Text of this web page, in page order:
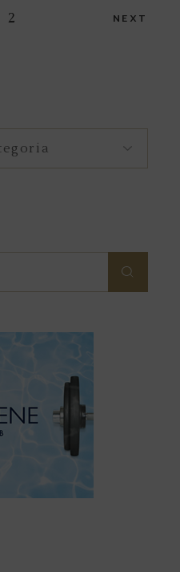
2 NEXT